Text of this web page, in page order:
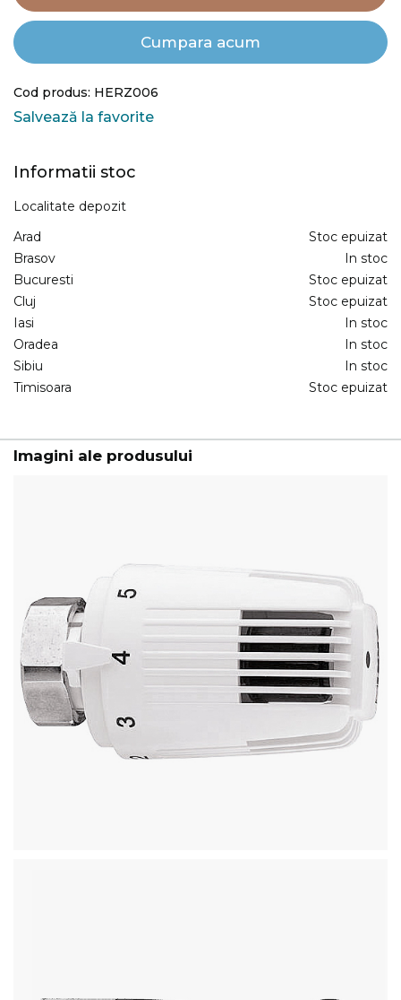
Cumpara acum
Cod produs: HERZ006
Salvează la favorite
Informatii stoc
Localitate depozit
Arad
Stoc epuizat
Brasov
In stoc
Bucuresti
Stoc epuizat
Cluj
Stoc epuizat
Iasi
In stoc
Oradea
In stoc
Sibiu
In stoc
Timisoara
Stoc epuizat
Imagini ale produsului